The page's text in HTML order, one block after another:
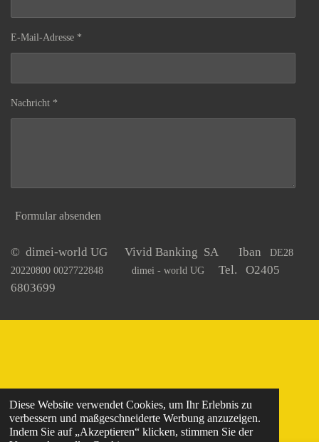
Diese Website verwendet Cookies, um Ihr Erlebnis zu
verbessern und maßgeschneiderte Werbung anzuzeigen.
Indem Sie auf „Akzeptieren“ klicken, stimmen Sie der
E-Mail-Adresse *
Nachricht *
Formular absenden
© dimei-world UG Vivid Banking SA Iban
DE28
20220800 0027722848 dimei - world UG Tel. O2405
6803699